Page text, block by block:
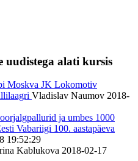
uudistega alati kursis
Moskva JK Lokomotiv
Vladislav Naumov 2018-
ja umbes 1000
Vabariigi 100. aastapäeva
19:52:29
Kablukova 2018-02-17